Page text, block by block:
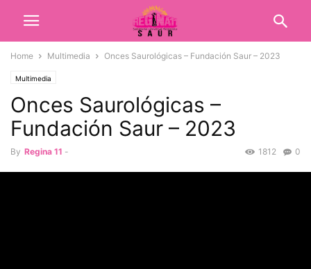
Home Multimedia Onces Saurológicas – Fundación Saur – 2023
Multimedia
Onces Saurológicas –
Fundación Saur – 2023
By Regina 11 - 0
1812